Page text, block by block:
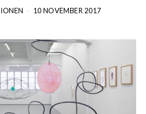
10 NOVEMBER 2017